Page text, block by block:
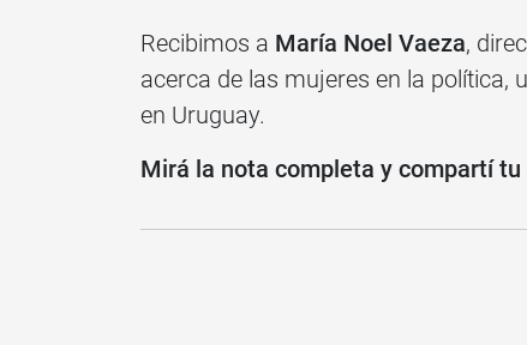
Recibimos a María Noel Vaeza,
acerca de las mujeres en la política,
en Uruguay.
Mirá la nota completa y compartí